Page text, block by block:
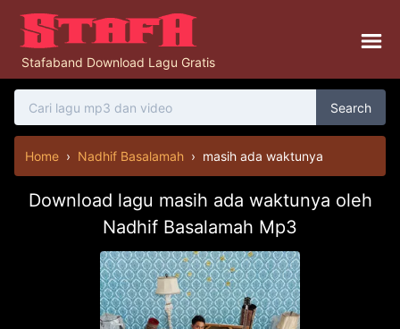
Stafaband Download Lagu Gratis
Search
Home › Nadhif Basalamah › masih ada waktunya
Download lagu masih ada waktunya oleh
Nadhif Basalamah Mp3